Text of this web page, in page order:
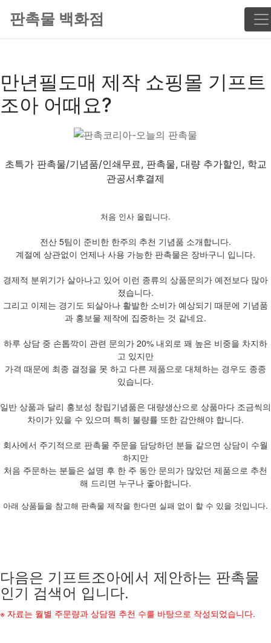
판촉물 백화점
만년필도매 제작 쇼핑몰 기프트
조아 어때요?
초특가 판촉물/기념품/인쇄무료, 판촉물, 대량 추가할인, 학교
관공서후결제
처음 인사 올립니다.
전산 5팀이 준비한 한주의 추천 기념품 소개합니다.
계절에 상관없이 언제나 사용 가능한 판촉물은 장바구니 입니다.
경제적 분위기가 살아나고 있어 이런 종류의 상품문의가 예전보다 많아
졌습니다.
그리고 이제는 경기도 되살아나 활발한 소비가 예상되기 때문에 기념품
과 홍보물 제작에 집중하는 것 같네요.
하루 상담 중 손톱깍이 관련 문의가 20% 내외로 꽤 높은 비중을 차지하
고 있지만
가격 때문에 최종 결정을 못 하고 다른 제품으로 대체하는 경우도 종종
있습니다.
일반 상품과 달리 홍보성 창립기념품은 대량생산으로 상품마다 조금씩의
차이가 있을 수 있으며 특히 불량률 또한 감안해야 합니다.
회사에서 주기적으로 판촉물 주문을 담당하던 분들 같으면 상담이 수월
하지만
처음 주문하는 분들은 설명 후 한 주 동안 문의가 많았던 제품으로 추천
해 드리면 누구나 좋아합니다.
아래 상품들을 참고해 판촉물 제작을 한다면 실패 없이 할 수 있을 것입니다.
다음은 기프트조아에서 제안하는 판촉물
인기 검색어 입니다.
※ 자료는 월별 주문량과 상담원 추천 수를 바탕으로 작성되었습니다.